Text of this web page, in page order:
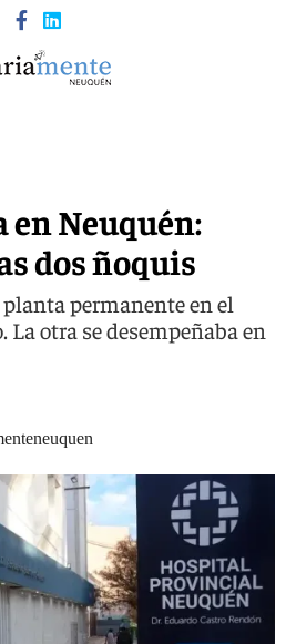
en Neuquén:
dos ñoquis
permanente en el
otra se desempeñaba en